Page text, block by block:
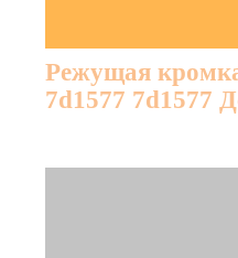
Режущая кромка
7d1577 7d1577